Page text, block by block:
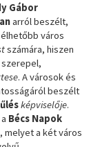
Gábor
arról beszélt,
város
számára, hiszen
. A városok és
beszélt
képviselője.
Bécs Napok
melyet a két város